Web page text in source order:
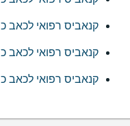
קנאביס רפואי לכאב
קנאביס רפואי לכאב
קנאביס רפואי לכאב